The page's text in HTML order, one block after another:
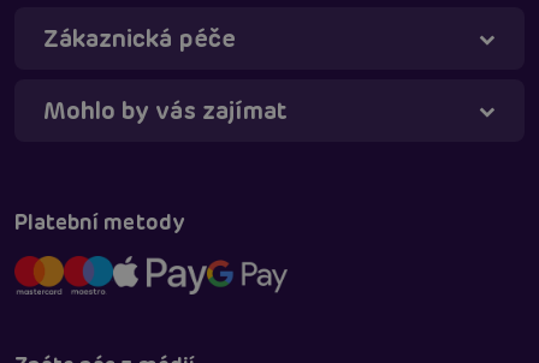
Zákaznická péče
Mohlo by vás zajímat
Platební metody